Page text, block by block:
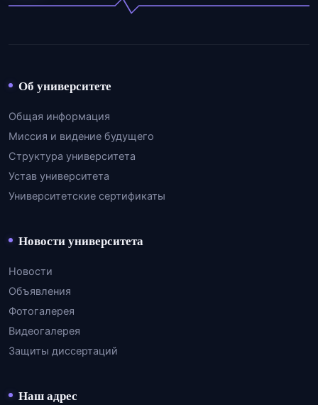
Об университете
Общая информация
Миссия и видение будущего
Структура университета
Устав университета
Университетские сертификаты
Новости университета
Новости
Объявления
Фотогалерея
Видеогалерея
Защиты диссертаций
Наш адрес